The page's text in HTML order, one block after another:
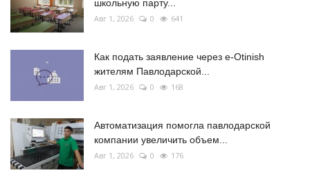
школьную парту...
Авг 1, 2026 0 641
Как подать заявление через e-Otinish
жителям Павлодарской...
Авг 1, 2026 0 168
Автоматизация помогла павлодарской
компании увеличить объем...
Авг 1, 2026 0 176